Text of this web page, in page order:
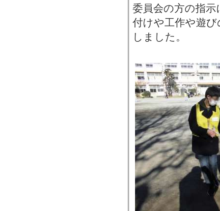
委員会の方の指
付けや工作や遊
しました。